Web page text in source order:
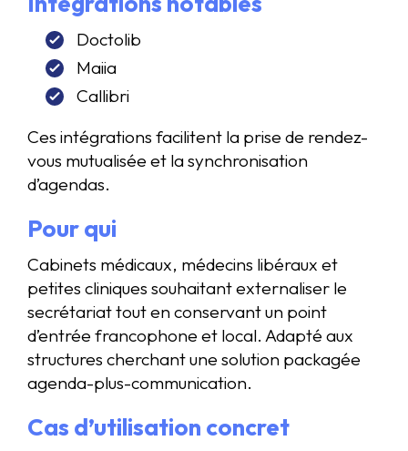
Doctolib
Maiia
Callibri
Ces intégrations facilitent la prise de rendez-
vous mutualisée et la synchronisation
d’agendas.
Pour qui
Cabinets médicaux, médecins libéraux et
petites cliniques souhaitant externaliser le
secrétariat tout en conservant un point
d’entrée francophone et local. Adapté aux
structures cherchant une solution packagée
agenda-plus-communication.
Cas d’utilisation concret